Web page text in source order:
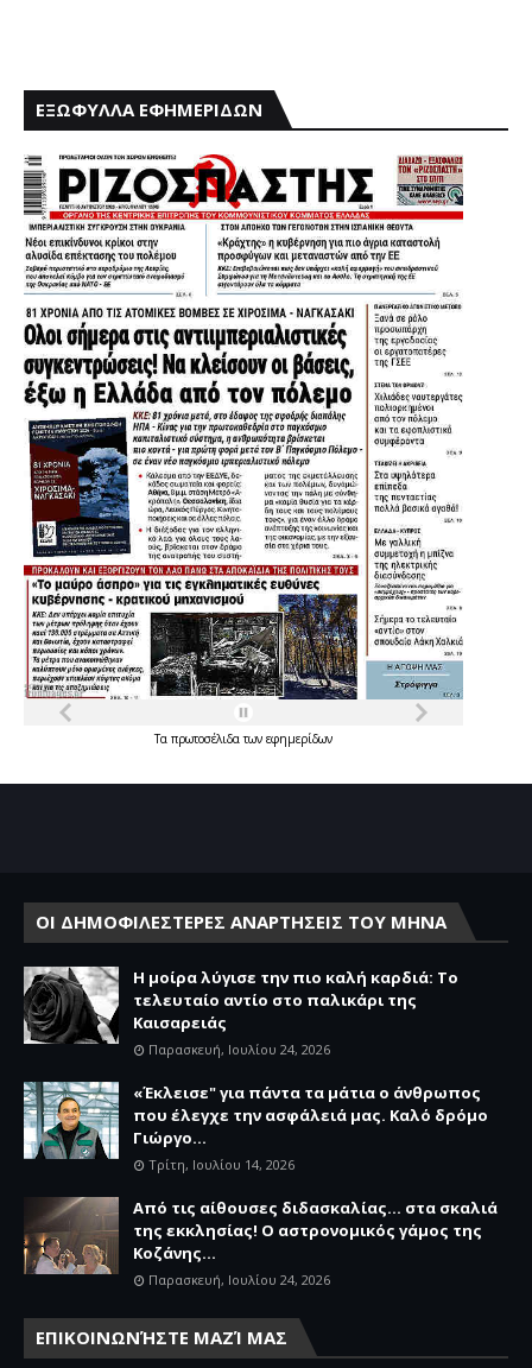
ΕΞΩΦΥΛΛΑ ΕΦΗΜΕΡΙΔΩΝ
Τα πρωτοσέλιδατων εφημερίδων
ΟΙ ΔΗΜΟΦΙΛΕΣΤΕΡΕΣ ΑΝΑΡΤΗΣΕΙΣ ΤΟΥ ΜΗΝΑ
Η μοίρα λύγισε την πιο καλή καρδιά: Το
τελευταίο αντίο στο παλικάρι της
Καισαρειάς
Παρασκευή, Ιουλίου 24, 2026
«Έκλεισε" για πάντα τα μάτια ο άνθρωπος
που έλεγχε την ασφάλειά μας. Καλό δρόμο
Γιώργο...
Τρίτη, Ιουλίου 14, 2026
Από τις αίθουσες διδασκαλίας… στα σκαλιά
της εκκλησίας! Ο αστρονομικός γάμος της
Κοζάνης...
Παρασκευή, Ιουλίου 24, 2026
ΕΠΙΚΟΙΝΩΝΉΣΤΕ ΜΑΖΊ ΜΑΣ